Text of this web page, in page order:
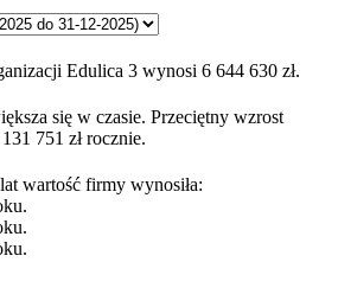
Edulica 3 wynosi 6 644 630 zł.
się w czasie. Przeciętny wzrost
751 zł rocznie.
wartość firmy wynosiła: